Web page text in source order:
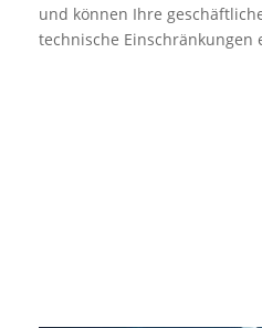
und können Ihre
technische Einschränkungen